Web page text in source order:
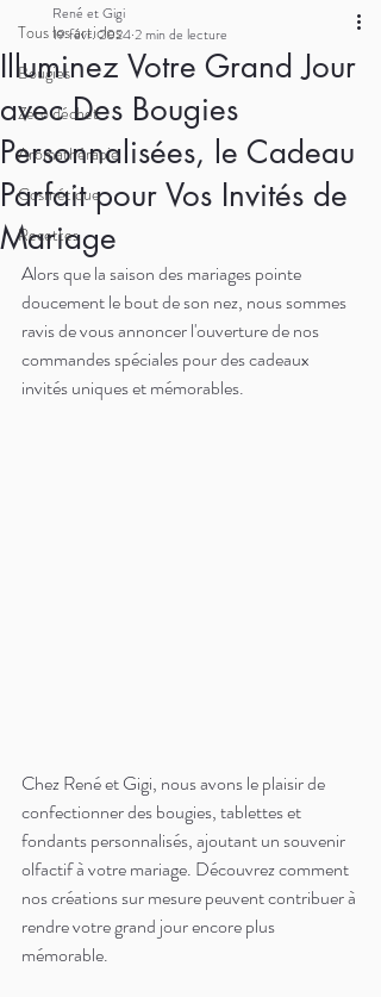
Tous les articles
Bougies
Zéro déchet
Aromathérapie
Cosmétique
Recettes
Illuminez Votre Grand Jour
avec Des Bougies
Personnalisées, le Cadeau
Parfait pour Vos Invités de
Mariage
René et Gigi
19 févr. 20242 min de lecture
Alors que la saison des mariages pointe
doucement le bout de son nez, nous sommes
ravis de vous annoncer l'ouverture de nos
commandes spéciales pour des cadeaux
invités uniques et mémorables.
Chez René et Gigi, nous avons le plaisir de
confectionner des bougies, tablettes et
fondants personnalisés, ajoutant un souvenir
olfactif à votre mariage. Découvrez comment
nos créations sur mesure peuvent contribuer à
rendre votre grand jour encore plus
mémorable.